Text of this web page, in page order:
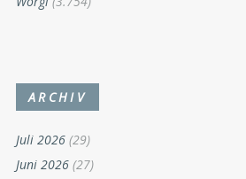
ARCHIV
Juli 2026 (29)
Juni 2026 (27)